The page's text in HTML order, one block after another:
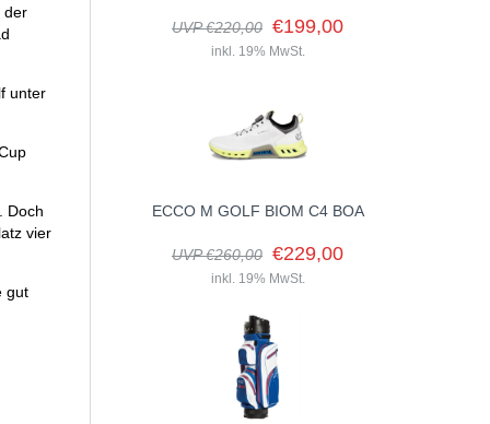
der
unter
Doch
vier
gut
UVP €220,00 €199,00
inkl. 19% MwSt.
ECCO M GOLF BIOM C4 BOA
UVP €260,00 €229,00
inkl. 19% MwSt.